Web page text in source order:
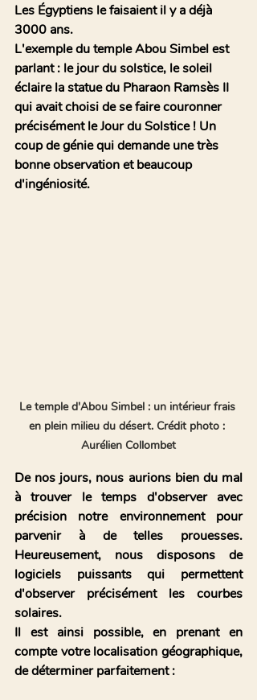
Les Égyptiens le faisaient il y a déjà
3000 ans.
L'exemple du temple Abou Simbel est
parlant : le jour du solstice, le soleil
éclaire la statue du Pharaon Ramsès II
qui avait choisi de se faire couronner
précisément le Jour du Solstice ! Un
coup de génie qui demande une très
bonne observation et beaucoup
d'ingéniosité.
Le temple d'Abou Simbel : un intérieur frais
en plein milieu du désert. Crédit photo :
Aurélien Collombet
De nos jours, nous aurions bien du mal
à trouver le temps d'observer avec
précision notre environnement pour
parvenir à de telles prouesses.
Heureusement, nous disposons de
logiciels puissants qui permettent
d'observer précisément les courbes
solaires.
Il est ainsi possible, en prenant en
compte votre localisation géographique,
de déterminer parfaitement :